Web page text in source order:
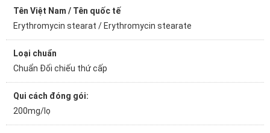
Tên Việt Nam / Tên quốc tế
Erythromycin stearat / Erythromycin stearate
Loại chuẩn
Chuẩn Đối chiếu thứ cấp
Qui cách đóng gói:
200mg/lọ